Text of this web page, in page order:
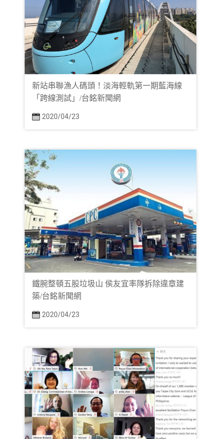
新站串聯漁人碼頭！淡海輕軌第一期藍海線
「跨線測試」/台銘新聞網
2020/04/23
鐵腕整頓五股垃圾山 侯友宜率隊拆除違章建
築/台銘新聞網
2020/04/23